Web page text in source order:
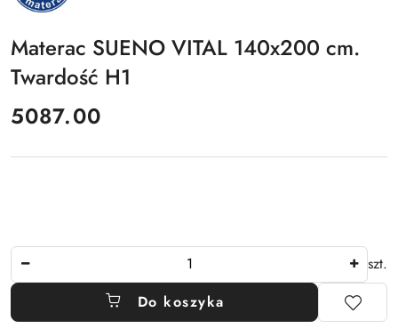
Materac SUENO VITAL 140x200 cm.
Twardość H1
cena:
5087.00
szt.
Do koszyka